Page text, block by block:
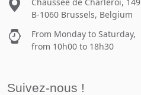
B-1060 Brussels, Belgium
From Monday to Saturday,
from 10h00 to 18h30
Suivez-nous !